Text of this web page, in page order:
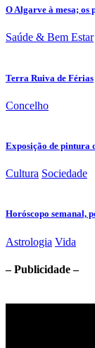
O Algarve à mesa; os
Saúde & Bem Estar
Terra Ruiva de Férias
Concelho
Exposição de pintura
Cultura Sociedade
Horóscopo semanal,
Astrologia Vida
– Publicidade –